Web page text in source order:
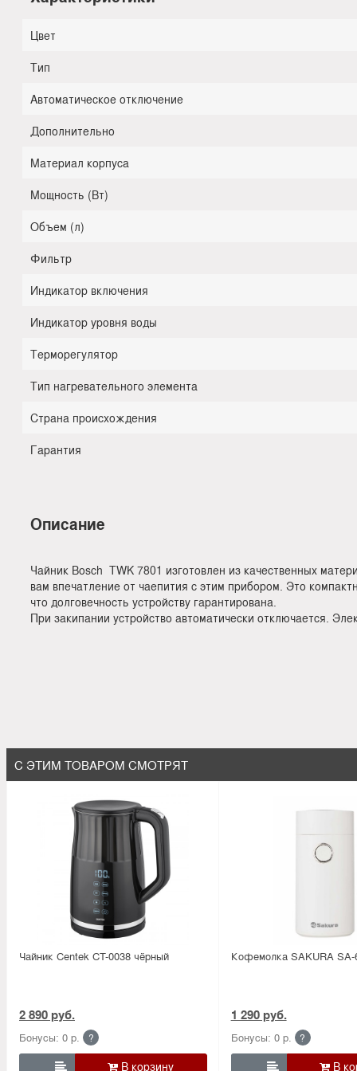
Цвет
Тип
Автоматическое отключение
Дополнительно
Материал корпуса
Мощность (Вт)
Объем (л)
Фильтр
Индикатор включения
Индикатор уровня воды
Терморегулятор
Тип нагревательного элемента
Страна происхождения
Гарантия
Описание
Чайник Bosch TWK 7801 изготовлен из качественных
вам впечатление от чаепития с этим прибором. Это
что долговечность устройству гарантирована.
При закипании устройство автоматически отключается.
С ЭТИМ ТОВАРОМ СМОТРЯТ
Чайник Centek CT-0038 чёрный
2 890 руб.
Бонусы: 0 р. ?

Кофемолка SAKURA SA-
1 290 руб.
Бонусы: 0 р. ?
